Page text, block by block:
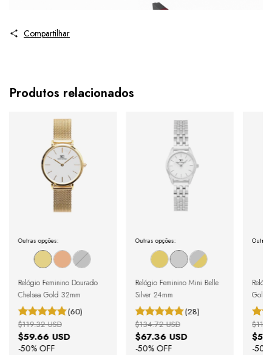
Compartilhar
Produtos relacionados
Outras opções:
Relógio Feminino Dourado
Chelsea Gold 32mm
(60)
$59.66 USD
-50% OFF
$119.32 USD
Outras opções:
Relógio Feminino Mini Belle
Silver 24mm
(28)
$67.36 USD
-50% OFF
$134.72 USD
Outras
Gold
-50